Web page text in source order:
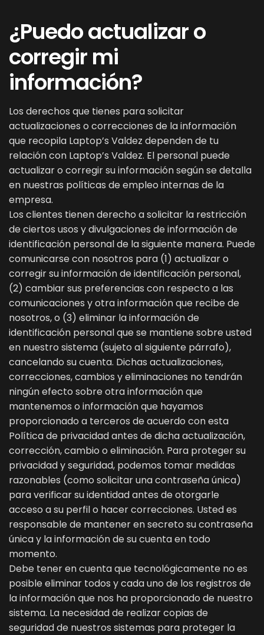
¿Puedo actualizar o
corregir mi
información?
Los derechos que tienes para solicitar
actualizaciones o correcciones de la información
que recopila Laptop’s Valdez dependen de tu
relación con Laptop’s Valdez. El personal puede
actualizar o corregir su información según se detalla
en nuestras políticas de empleo internas de la
empresa.
Los clientes tienen derecho a solicitar la restricción
de ciertos usos y divulgaciones de información de
identificación personal de la siguiente manera. Puede
comunicarse con nosotros para (1) actualizar o
corregir su información de identificación personal,
(2) cambiar sus preferencias con respecto a las
comunicaciones y otra información que recibe de
nosotros, o (3) eliminar la información de
identificación personal que se mantiene sobre usted
en nuestro sistema (sujeto al siguiente párrafo),
cancelando su cuenta. Dichas actualizaciones,
correcciones, cambios y eliminaciones no tendrán
ningún efecto sobre otra información que
mantenemos o información que hayamos
proporcionado a terceros de acuerdo con esta
Política de privacidad antes de dicha actualización,
corrección, cambio o eliminación. Para proteger su
privacidad y seguridad, podemos tomar medidas
razonables (como solicitar una contraseña única)
para verificar su identidad antes de otorgarle
acceso a su perfil o hacer correcciones. Usted es
responsable de mantener en secreto su contraseña
única y la información de su cuenta en todo
momento.
Debe tener en cuenta que tecnológicamente no es
posible eliminar todos y cada uno de los registros de
la información que nos ha proporcionado de nuestro
sistema. La necesidad de realizar copias de
seguridad de nuestros sistemas para proteger la